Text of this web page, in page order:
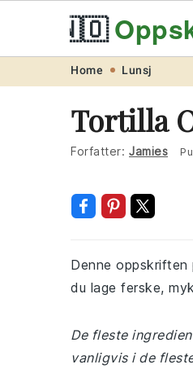
navigation
content
🇳🇴
Home Lunsj
Tortilla
Forfatter: Jamies
Denne oppskriften
du lage ferske,
De fleste
vanligvis i de